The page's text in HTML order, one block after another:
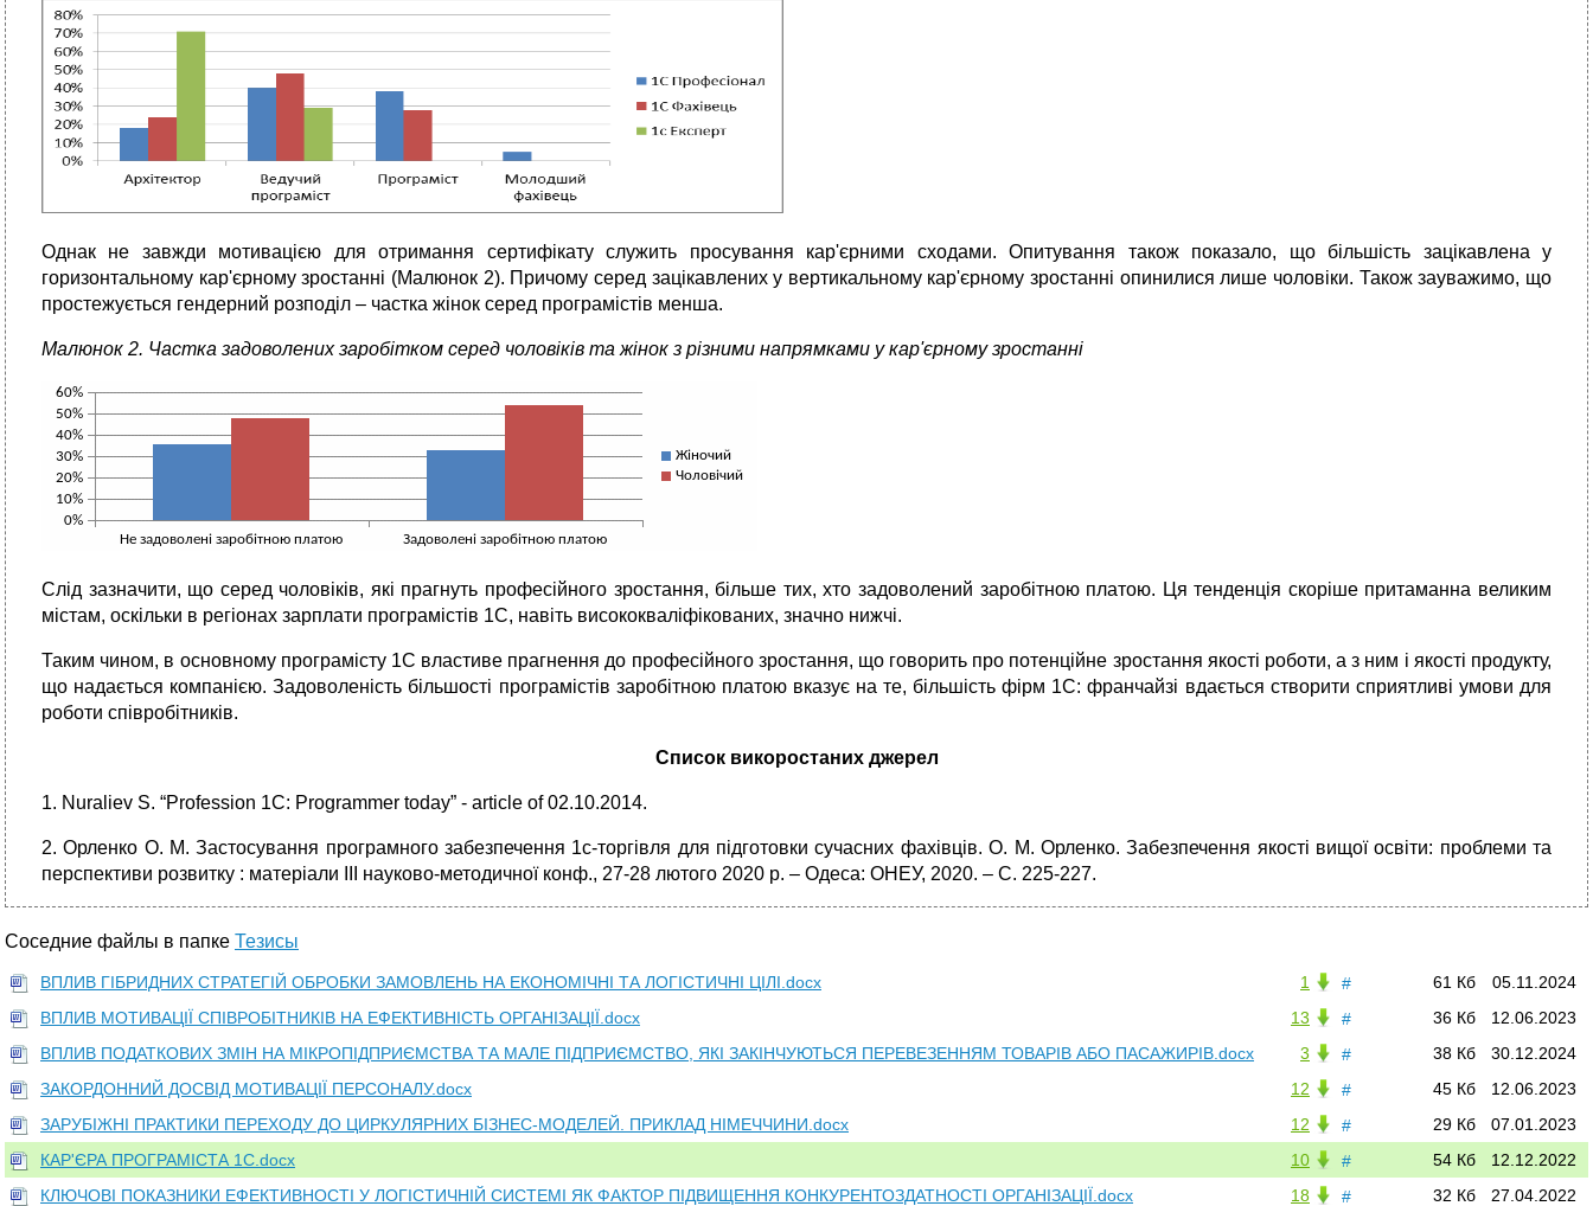
Однак не завжди мотивацією для отримання сертифікату служить просування кар'єрними сходами. Опитування також показало, що більшість зацікавлена у
горизонтальному кар'єрному зростанні (Малюнок 2). Причому серед зацікавлених у вертикальному кар'єрному зростанні опинилися лише чоловіки. Також зауважимо, що
простежується гендерний розподіл – частка жінок серед програмістів менша.
Малюнок 2. Частка задоволених заробітком серед чоловіків та жінок з різними напрямками у кар'єрному зростанні
Слід зазначити, що серед чоловіків, які прагнуть професійного зростання, більше тих, хто задоволений заробітною платою. Ця тенденція скоріше притаманна великим
містам, оскільки в регіонах зарплати програмістів 1С, навіть висококваліфікованих, значно нижчі.
Таким чином, в основному програмісту 1С властиве прагнення до професійного зростання, що говорить про потенційне зростання якості роботи, а з ним і якості продукту,
що надається компанією. Задоволеність більшості програмістів заробітною платою вказує на те, більшість фірм 1С: франчайзі вдається створити сприятливі умови для
роботи співробітників.
Список викоростаних джерел
1. Nuraliev S. “Profession 1C: Programmer today” - article of 02.10.2014.
2. Орленко О. М. Застосування програмного забезпечення 1с-торгівля для підготовки сучасних фахівців. О. М. Орленко. Забезпечення якості вищої освіти: проблеми та
перспективи розвитку : матеріали ІІІ науково-методичної конф., 27-28 лютого 2020 р. – Одеса: ОНЕУ, 2020. – С. 225-227.
Соседние файлы в папке Тезисы
# 05.11.2024
61 Кб
1
ВПЛИВ ГІБРИДНИХ СТРАТЕГІЙ ОБРОБКИ ЗАМОВЛЕНЬ НА ЕКОНОМІЧНІ ТА ЛОГІСТИЧНІ ЦІЛІ.docx
#
12.06.2023
36 Кб
13
ВПЛИВ МОТИВАЦІЇ СПІВРОБІТНИКІВ НА ЕФЕКТИВНІСТЬ ОРГАНІЗАЦІЇ.docx
#
30.12.2024
38 Кб
3
ВПЛИВ ПОДАТКОВИХ ЗМІН НА МІКРОПІДПРИЄМСТВА ТА МАЛЕ ПІДПРИЄМСТВО, ЯКІ ЗАКІНЧУЮТЬСЯ ПЕРЕВЕЗЕННЯМ ТОВАРІВ АБО ПАСАЖИРІВ.docx
#
12.06.2023
45 Кб
12
ЗАКОРДОННИЙ ДОСВІД МОТИВАЦІЇ ПЕРСОНАЛУ.docx
#
07.01.2023
29 Кб
12
ЗАРУБІЖНІ ПРАКТИКИ ПЕРЕХОДУ ДО ЦИРКУЛЯРНИХ БІЗНЕС-МОДЕЛЕЙ. ПРИКЛАД НІМЕЧЧИНИ.docx
#
12.12.2022
54 Кб
10
КАР'ЄРА ПРОГРАМІСТА 1С.docx
#
27.04.2022
32 Кб
18
КЛЮЧОВІ ПОКАЗНИКИ ЕФЕКТИВНОСТІ У ЛОГІСТИЧНІЙ СИСТЕМІ ЯК ФАКТОР ПІДВИЩЕННЯ КОНКУРЕНТОЗДАТНОСТІ ОРГАНІЗАЦІЇ.docx